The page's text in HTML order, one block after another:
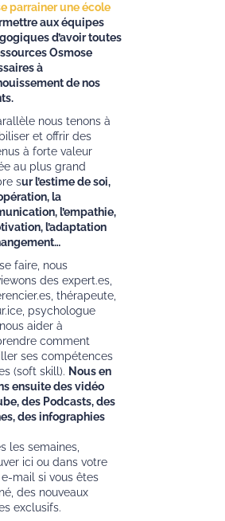
parrainer une école
aux équipes
d’avoir toutes
Osmose
à
de nos
nous tenons à
et offrir des
à forte valeur
au plus grand
sur l’estime de soi,
la
l’empathie,
l’adaptation
faire, nous
des expert.es,
thérapeute,
psychologue
aider à
comment
ses compétences
(soft skill). Nous en
ensuite des vidéo
des Podcasts, des
des infographies
les semaines,
ici ou dans votre
mail si vous êtes
des nouveaux
exclusifs.